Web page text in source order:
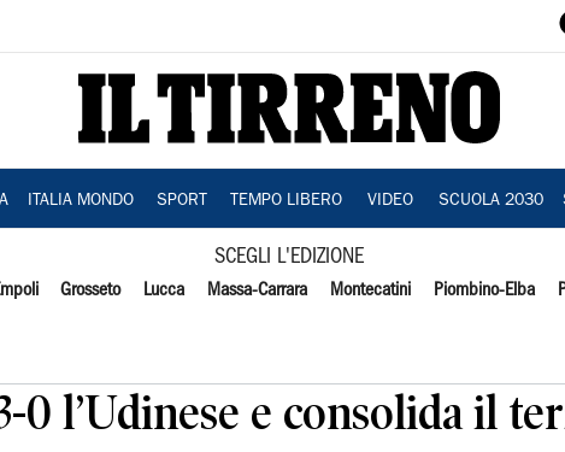
ITALIA MONDO SPORT TEMPO LIBERO VIDEO SCUOLA 2030
SCEGLI L'EDIZIONE
Grosseto Lucca Massa-Carrara Montecatini Piombino-Elba
0 l’Udinese e consolida il